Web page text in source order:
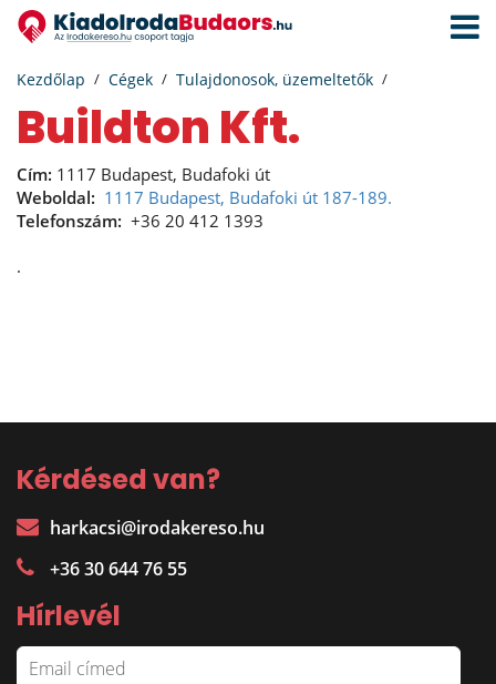
Kezdőlap Cégek Tulajdonosok, üzemeltetők
Buildton Kft.
Cím: 1117 Budapest, Budafoki út
Weboldal: 1117 Budapest, Budafoki út 187-189.
Telefonszám: +36 20 412 1393
.
Kérdésed van?
harkacsi@irodakereso.hu
+36 30 644 76 55
Hírlevél